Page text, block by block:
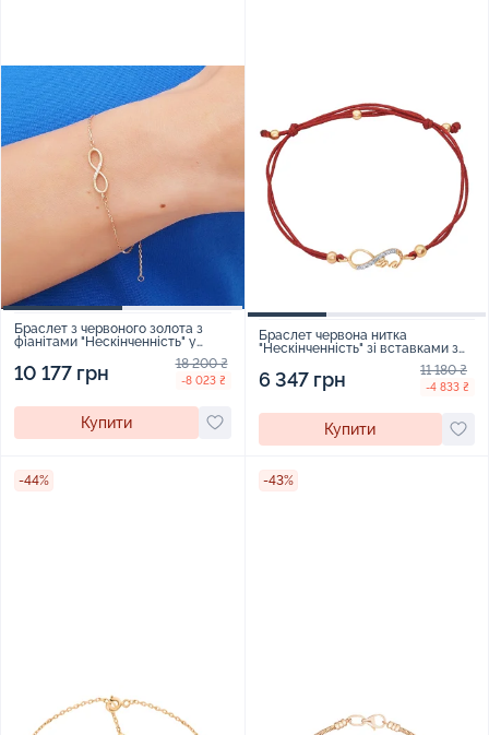
Браслет з червоного золота з
фіанітами "Нескінченність" у
якірному плетінні - 1807384
10 177 грн 18 200 ₴
-8 023 ₴
Купити
Браслет червона нитка
"Нескінченність" зі вставками з
1562141
6 347 грн 11 180 ₴
-4 833 ₴
Купити
-44% -43%